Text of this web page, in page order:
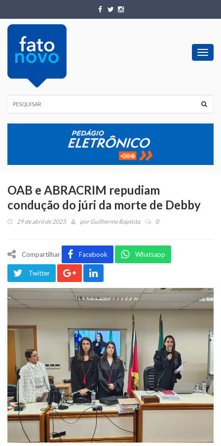
OAB e ABRACRIM repudiam
condução do júri da morte de Debby
29 de abril de 2025 porGuilherme Baptista 0
Compartilhar Facebook Whatsapp
Twitter